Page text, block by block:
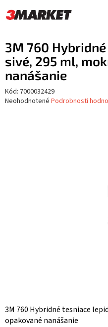
na
obsah
3M 760
sivé, 295 ml,
nanášanie
Kód: 7000032429
Priemerné
Neohodnotené Podrobnosti
3M 760 Hybridné tesniace
opakované nanášanie